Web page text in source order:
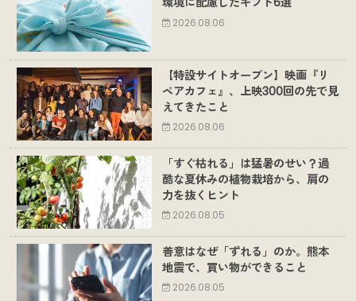
2026.08.06
【特設サイトオープン】映画『リ
ペアカフェ』、上映300回の先で見
えてきたこと
2026.08.06
「すぐ枯れる」は猛暑のせい？過
酷な夏休みの植物栽培から、肩の
力を抜くヒント
2026.08.05
善意はなぜ「ずれる」のか。熊本
地震で、買い物ができること
2026.08.05